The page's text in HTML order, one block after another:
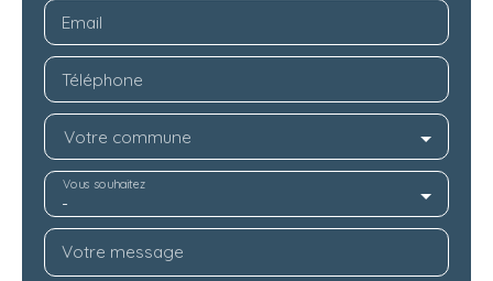
Email
Téléphone
Votre commune
-
Vous souhaitez
Votre message